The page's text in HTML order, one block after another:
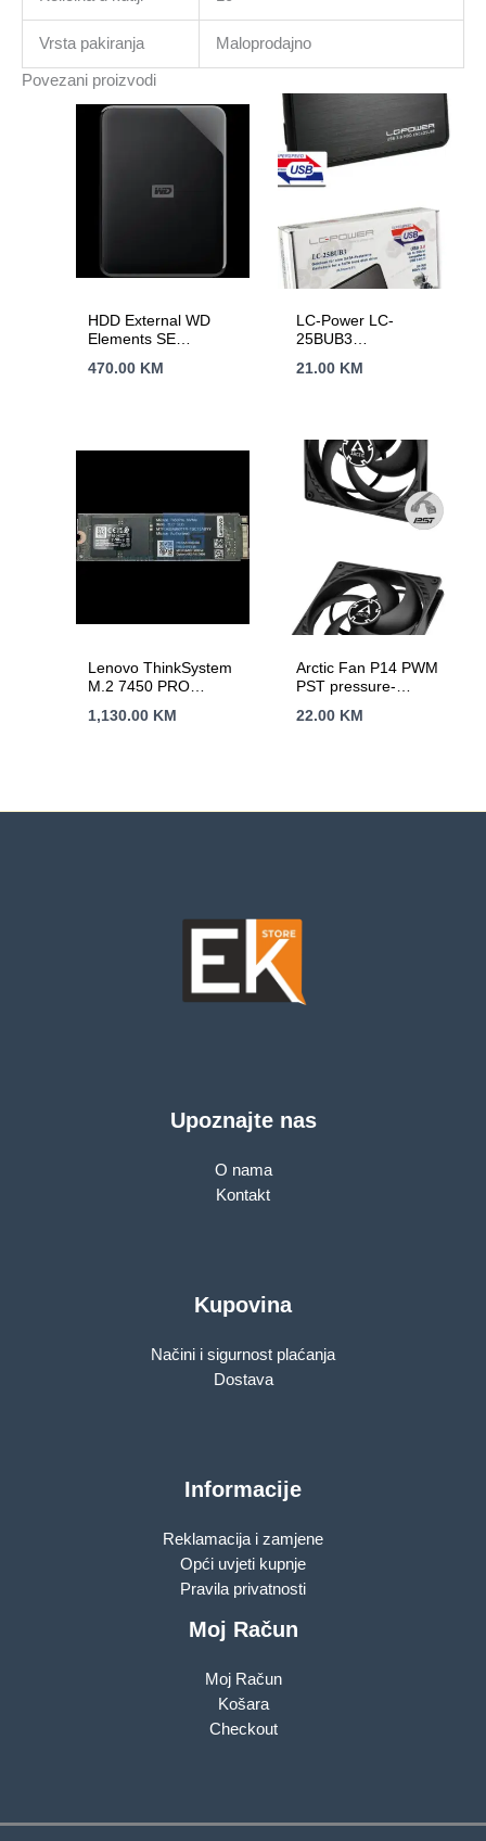
Vrsta pakiranja Maloprodajno
Povezani proizvodi
HDD External WD
Elements SE
3.0)
470.00 KM
LC-Power LC-
25BUB3
3.0,ultra slim
21.00 KM
Lenovo ThinkSystem
M.2 7450 PRO
Intensive NVMe PCIe
1,130.00 KM
Arctic Fan P14 PWM
PST pressure-
fan with PWM PST
22.00 KM
Upoznajte nas
O nama
Kontakt
Kupovina
Načini i sigurnost plaćanja
Dostava
Informacije
Reklamacija i zamjene
Opći uvjeti kupnje
Pravila privatnosti
Moj Račun
Moj Račun
Košara
Checkout